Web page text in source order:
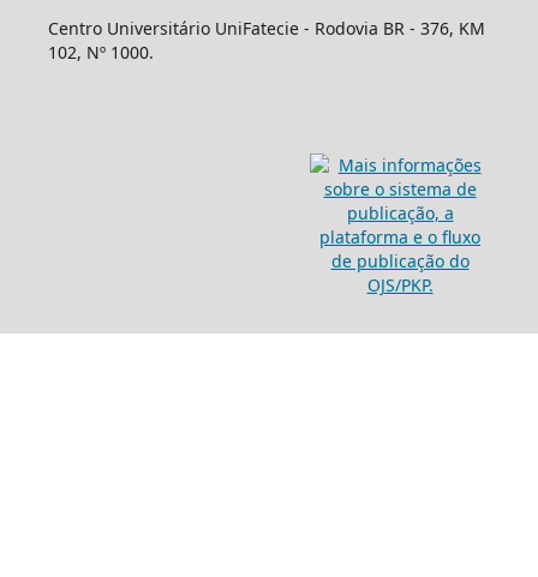
Centro Universitário UniFatecie - Rodovia BR - 376, KM
102, Nº 1000.